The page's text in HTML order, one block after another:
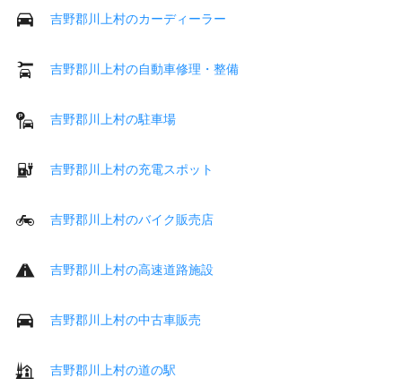
吉野郡川上村のカーディーラー
吉野郡川上村の自動車修理・整備
吉野郡川上村の駐車場
吉野郡川上村の充電スポット
吉野郡川上村のバイク販売店
吉野郡川上村の高速道路施設
吉野郡川上村の中古車販売
吉野郡川上村の道の駅